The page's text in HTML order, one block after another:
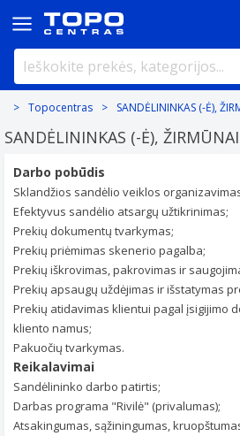
Topocentras SANDĖLININKAS (-Ė),
SANDĖLININKAS (-Ė), ŽIRMŪNAI
Darbo pobūdis
Sklandžios sandėlio veiklos
Efektyvus sandėlio atsargų užtikrinimas;
Prekių dokumentų tvarkymas;
Prekių priėmimas skenerio pagalba;
Prekių iškrovimas, pakrovimas ir
Prekių apsaugų uždėjimas ir išstatymas
Prekių atidavimas klientui pagal įsigijimo
kliento namus;
Pakuočių tvarkymas.
Reikalavimai
Sandėlininko darbo patirtis;
Darbas programa "Rivilė" (privalumas);
Atsakingumas, sąžiningumas,